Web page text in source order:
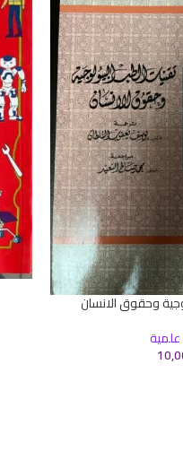
وحقوق الانسان